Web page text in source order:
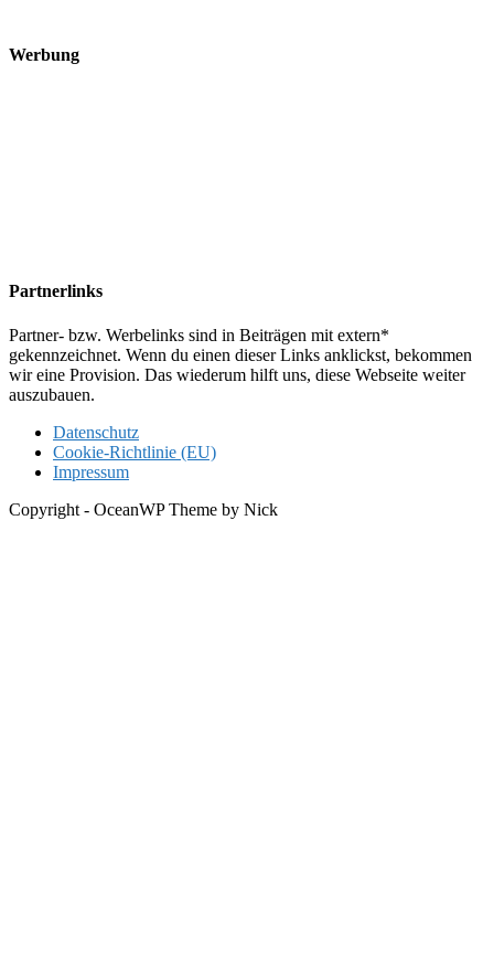
Werbung
Partnerlinks
Partner- bzw. Werbelinks sind in Beiträgen mit extern*
gekennzeichnet. Wenn du einen dieser Links anklickst, bekommen
wir eine Provision. Das wiederum hilft uns, diese Webseite weiter
auszubauen.
Datenschutz
Cookie-Richtlinie (EU)
Impressum
Copyright - OceanWP Theme by Nick